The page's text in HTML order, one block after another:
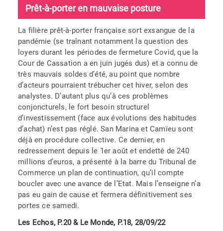
Prêt-à-porter en mauvaise posture
La filière prêt-à-porter française sort exsangue de la
pandémie (se traînant notamment la question des
loyers durant les périodes de fermeture Covid, que la
Cour de Cassation a en juin jugés dus) et a connu de
très mauvais soldes d’été, au point que nombre
d’acteurs pourraient trébucher cet hiver, selon des
analystes. D’autant plus qu’à ces problèmes
conjoncturels, le fort besoin structurel
d’investissement (face aux évolutions des habitudes
d’achat) n’est pas réglé. San Marina et Camïeu sont
déjà en procédure collective. Ce dernier, en
redressement depuis le 1er août et endetté de 240
millions d’euros, a présenté à la barre du Tribunal de
Commerce un plan de continuation, qu’il compte
boucler avec une avance de l’Etat. Mais l’enseigne n’a
pas eu gain de cause et fermera définitivement ses
portes ce samedi.
Les Echos, P.20 & Le Monde, P.18, 28/09/22